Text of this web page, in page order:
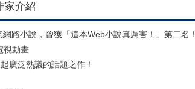
家介紹
路小說，曾獲「這本Web小說真厲害！」第二名！
視動畫
廣泛熱議的話題之作！